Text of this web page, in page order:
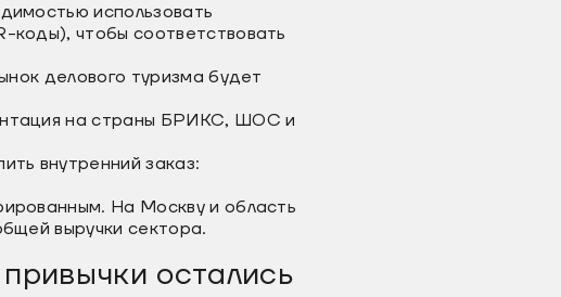
использовать
коды), чтобы соответствовать
делового туризма будет
на страны БРИКС, ШОС и
внутренний заказ:
На Москву и область
выручки сектора.
остались